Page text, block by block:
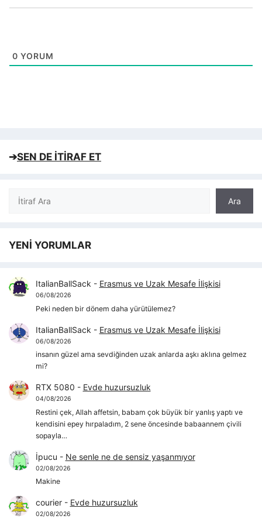
0 YORUM
➔SEN DE İTİRAF ET
Ara
Ara
YENİ YORUMLAR
ItalianBallSack - Erasmus ve Uzak Mesafe İlişkisi
06/08/2026
Peki neden bir dönem daha yürütülemez?
ItalianBallSack - Erasmus ve Uzak Mesafe İlişkisi
06/08/2026
insanın güzel ama sevdiğinden uzak anlarda aşkı aklına gelmez
mi?
RTX 5080 - Evde huzursuzluk
04/08/2026
Restini çek, Allah affetsin, babam çok büyük bir yanlış yaptı ve
kendisini epey hırpaladım, 2 sene öncesinde babaannem çivili
sopayla…
İpucu - Ne senle ne de sensiz yaşanmıyor
02/08/2026
Makine
courier- Evde huzursuzluk
02/08/2026